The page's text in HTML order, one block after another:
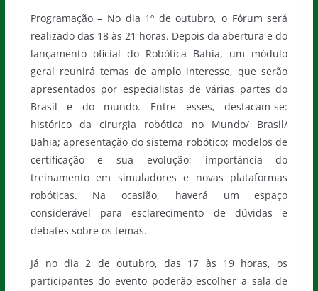
Programação – No dia 1º de outubro, o Fórum será
realizado das 18 às 21 horas. Depois da abertura e do
lançamento oficial do Robótica Bahia, um módulo
geral reunirá temas de amplo interesse, que serão
apresentados por especialistas de várias partes do
Brasil e do mundo. Entre esses, destacam-se:
histórico da cirurgia robótica no Mundo/ Brasil/
Bahia; apresentação do sistema robótico; modelos de
certificação e sua evolução; importância do
treinamento em simuladores e novas plataformas
robóticas. Na ocasião, haverá um espaço
considerável para esclarecimento de dúvidas e
debates sobre os temas.
Já no dia 2 de outubro, das 17 às 19 horas, os
participantes do evento poderão escolher a sala de